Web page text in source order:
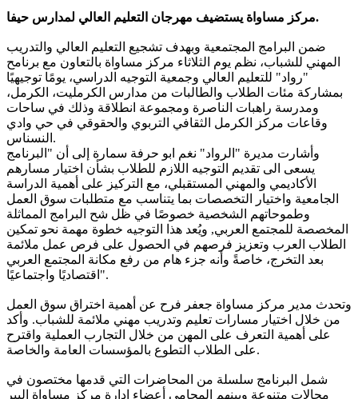
مركز مساواة يستضيف مهرجان التعليم العالي لمدارس حيفا.
ضمن البرامج المجتمعية وبهدف تشجيع التعليم العالي والتدريب
المهني للشباب، نظم يوم الثلاثاء مركز مساواة بالتعاون مع برنامح
"رواد" للتعليم العالي وجمعية التوجيه الدراسي، يومًا توجيهيًا
بمشاركة مئات الطلاب والطالبات من مدارس الكرمليت، الكرمل،
ومدرسة راهبات الناصرة ومجموعة انطلاقة وذلك في ساحات
وقاعات مركز الكرمل الثقافي التربوي والحقوقي في حي وادي
النسناس.
وأشارت مديرة "الرواد" نغم ابو حرفة سمارة إلى أن "البرنامج
يسعى الى تقديم التوجيه اللازم للطلاب بشأن اختيار مسارهم
الأكاديمي والمهني المستقبلي، مع التركيز على أهمية الدراسة
الجامعية واختيار التخصصات بما يتناسب مع متطلبات سوق العمل
وطموحاتهم الشخصية خصوصًا في ظل شح البرامج المماثلة
المخصصة للمجتمع العربي, ويُعد هذا التوجيه خطوة مهمة نحو تمكين
الطلاب العرب وتعزيز فرصهم في الحصول على فرص عمل ملائمة
بعد التخرج، خاصةً وأنه جزء هام من رفع مكانة المجتمع العربي
اقتصاديًا واجتماعيًا​​".
وتحدث مدير مركز مساواة جعفر فرح عن أهمية اختراق سوق العمل
من خلال اختيار مسارات تعليم وتدريب مهني ملائمة للشباب. وأكد
على أهمية التعرف على المهن من خلال التجارب العملية واقترح
على الطلاب التطوع بالمؤسسات العامة والخاصة.
شمل البرنامج سلسلة من المحاضرات التي قدمها مختصون في
مجالات متنوعة وبينهم المحامي أعضاء ادارة مركز مساواة البير